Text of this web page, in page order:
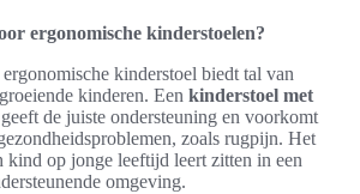
ergonomische kinderstoelen?
kinderstoel biedt tal van
kinderen. Een kinderstoel met
geeft de juiste ondersteuning en voorkomt
zoals rugpijn. Het
kind op jonge leeftijd leert zitten in een
omgeving.